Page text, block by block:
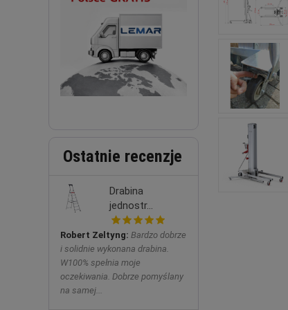
Ostatnie recenzje
Drabina
jednostr...
Robert Zeltyng: Bardzo dobrze
i solidnie wykonana drabina.
W100% spełnia moje
oczekiwania. Dobrze pomyślany
na samej...